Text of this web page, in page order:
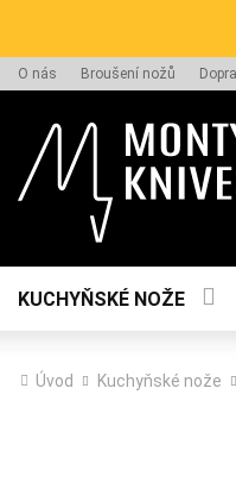
O nás Broušení nožů
KUCHYŇSKÉ NOŽE
Úvod Kuchyňské nože